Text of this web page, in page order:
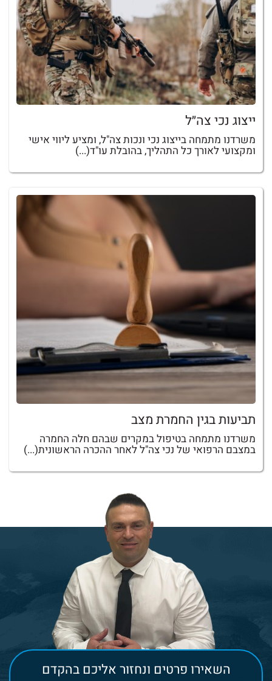
השאירו פרטים ונחזור אליכם בהקדם
ייצוג נכי צה״ל
משרדנו מתמחה בייצוג נכי ונכות צה"ל, ומציע ליווי אישי
ומקצועי לאורך כל התהליך, בהובלת עו"ד(...)
תביעות בגין החמרת מצב
משרדנו מתמחה בטיפול במקרים שבהם חלה החמרה
במצבם הרפואי של נכי צה"ל לאחר ההכרה הראשונית(...)